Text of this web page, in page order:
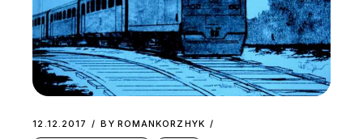
12.12.2017 BY ROMANKORZHYK